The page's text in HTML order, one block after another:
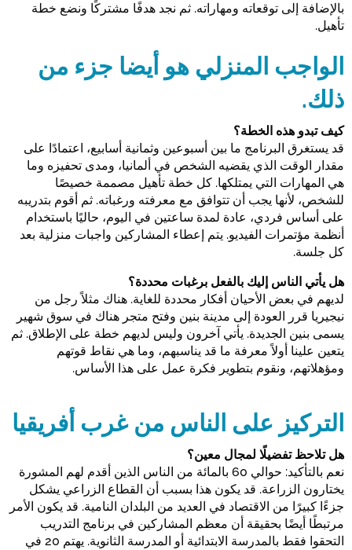
بالإضافة إلى توقعاته ومهاراته. ثم نجد هدفًا مشتركًا ونضع خطة
تأهيل.
الواجب المنزلي هو أيضا جزء من
ذلك.
كيف تبدو هذه الخطة؟
قد يستغرق البرنامج ما بين أسبوعين وثمانية أسابيع، اعتمادًا على
مقدار الوقت الذي يقضيه الشخص في ألمانيا، ومدى تحفيزه وما
هي المهارات التي يمتلكها. كل خطة تأهيل مصممة خصيصًا
للشخص، لأنها يجب أن تتوافق مع معرفته ورغباته. ثم أقوم بتدريبه
على أساس فردي، عادة لمدة ساعتين في اليوم، حاليًا باستخدام
أنظمة مؤتمرات الفيديو. يتم إعطاء المشاركين واجبات منزلية بعد
كل جلسة.
هل يأتي الناس إليك بالفعل برغبات محددة؟
لديهم في بعض الأحيان أفكار محددة للغاية. هناك مثلاً رجل من
نيجيريا قرر العودة إلى مدينة بنين وفتح متجر هناك في سوق شهير
يسمى بنين الجديدة. يأتي آخرون وليس لديهم خطة على الإطلاق. ثم
يتعين علينا أولاً معرفة ما قد يناسبهم، وما هي نقاط قوتهم
ومؤهلاتهم، ونقوم بتطوير فكرة عمل على هذا الأساس.
التركيز على الناس من غرب أفريقيا
هل تلاحظ تفضيلًا لمجال معين؟
نعم بالتأكيد: حوالي 60 بالمائة من الناس الذين أقدم لهم المشورة
يختارون الزراعة. قد يكون هذا بسبب أن القطاع الزراعي يشكل
جزءًا كبيرًا من الاقتصاد في العديد من البلدان النامية. قد يكون الأمر
مرتبطًا أيضًا بحقيقة أن معظم المشاركين في برنامج التدريب
التحقوا فقط بالمدرسة الابتدائية أو المدرسة الثانوية. يهتم 20 في